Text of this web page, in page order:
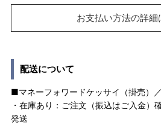
お支払い方法の詳細
配送について
■マネーフォワードケッサイ（掛売）
・在庫あり：ご注文（振込はご入金）
発送